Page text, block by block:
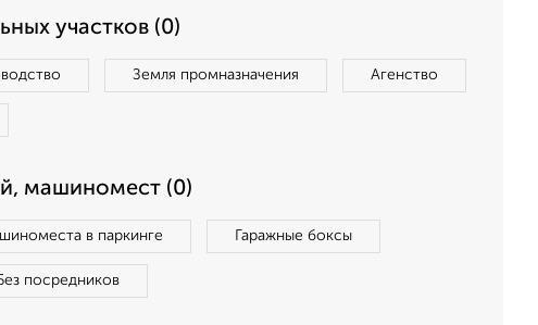
участков (0)
Земля промназначения Агенство
машиномест (0)
в паркинге Гаражные боксы
посредников